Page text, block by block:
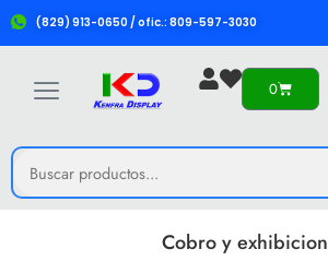
(829) 913-0650 / ofic.: 809-597-3030
0
Cobro y exhibicion